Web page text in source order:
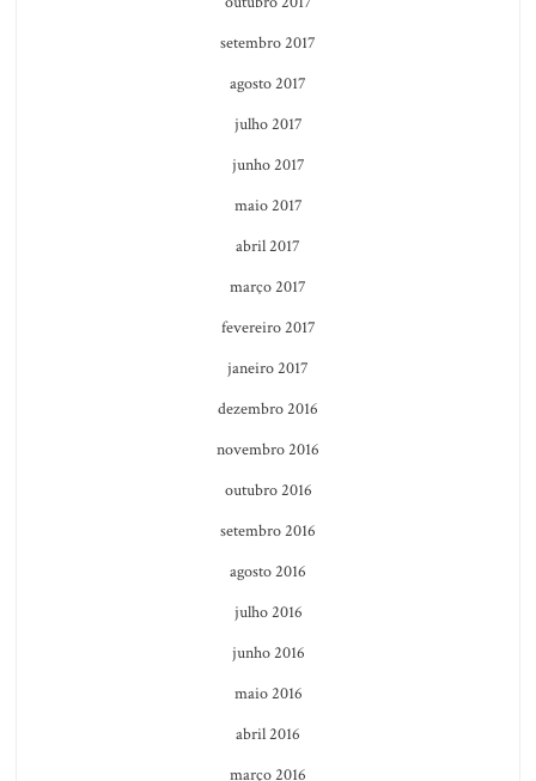
setembro 2017
agosto 2017
julho 2017
junho 2017
maio 2017
abril 2017
março 2017
fevereiro 2017
janeiro 2017
dezembro 2016
novembro 2016
outubro 2016
setembro 2016
agosto 2016
julho 2016
junho 2016
maio 2016
abril 2016
março 2016